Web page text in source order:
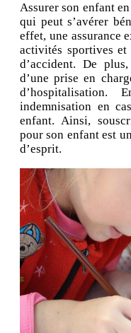
Assurer son enfant
qui peut s’avérer
effet, une assurance
activités sportives
d’accident. De
d’une prise en
indemnisation en
enfant. Ainsi,
pour son enfant est
d’esprit.